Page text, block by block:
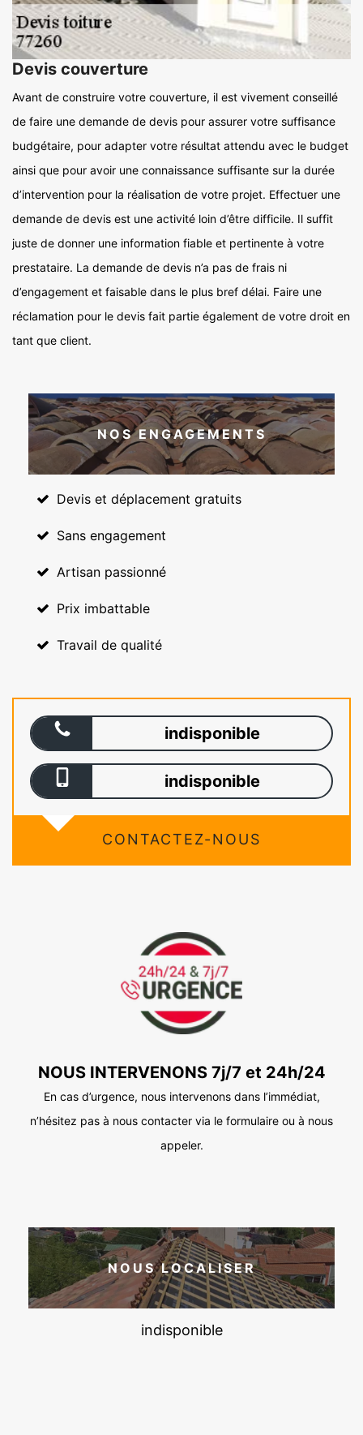
Devis couverture
Avant de construire votre couverture, il est vivement conseillé
de faire une demande de devis pour assurer votre suffisance
budgétaire, pour adapter votre résultat attendu avec le budget
ainsi que pour avoir une connaissance suffisante sur la durée
d’intervention pour la réalisation de votre projet. Effectuer une
demande de devis est une activité loin d’être difficile. Il suffit
juste de donner une information fiable et pertinente à votre
prestataire. La demande de devis n’a pas de frais ni
d’engagement et faisable dans le plus bref délai. Faire une
réclamation pour le devis fait partie également de votre droit en
tant que client.
NOS ENGAGEMENTS
Devis et déplacement gratuits
Sans engagement
Artisan passionné
Prix imbattable
Travail de qualité
indisponible
indisponible
CONTACTEZ-NOUS
NOUS INTERVENONS 7j/7 et 24h/24
En cas d’urgence, nous intervenons dans l’immédiat,
n’hésitez pas à nous contacter via le formulaire ou à nous
appeler.
NOUS LOCALISER
indisponible